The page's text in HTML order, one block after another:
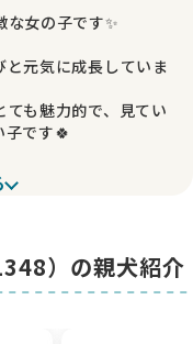
女の子です✨
元気に成長していま
も魅力的で、見てい
です🍀
たタオルと、記念に
）の親犬紹介